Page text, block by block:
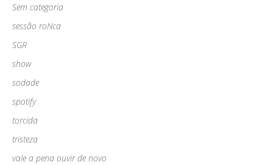
Sem categoria
sessão roNca
SGR
show
sodade
spotify
torcida
tristeza
vale a pena ouvir de novo